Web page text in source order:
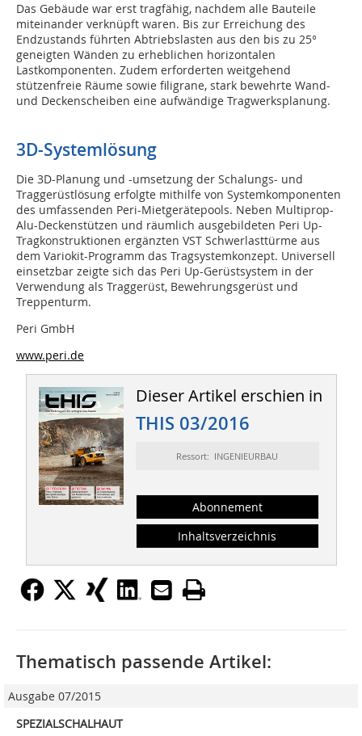
Das Gebäude war erst tragfähig, nachdem alle Bauteile
miteinander verknüpft waren. Bis zur Erreichung des
Endzustands führten Abtriebslasten aus den bis zu 25°
geneigten Wänden zu erheblichen horizontalen
Lastkomponenten. Zudem erforderten weitgehend
stützenfreie Räume sowie filigrane, stark bewehrte Wand-
und Deckenscheiben eine aufwändige Tragwerksplanung.
3D-Systemlösung
Die 3D-Planung und -umsetzung der Schalungs- und
Traggerüstlösung erfolgte mithilfe von Systemkomponenten
des umfassenden Peri-Mietgerätepools. Neben Multiprop-
Alu-Deckenstützen und räumlich ausgebildeten Peri Up-
Tragkonstruktionen ergänzten VST Schwerlasttürme aus
dem Variokit-Programm das Tragsystemkonzept. Universell
einsetzbar zeigte sich das Peri Up-Gerüstsystem in der
Verwendung als Traggerüst, Bewehrungsgerüst und
Treppenturm.
Peri GmbH
www.peri.de
Dieser Artikel erschien in
THIS 03/2016
Ressort: INGENIEURBAU
Abonnement
Inhaltsverzeichnis
Thematisch passende Artikel:
Ausgabe 07/2015
SPEZIALSCHALHAUT